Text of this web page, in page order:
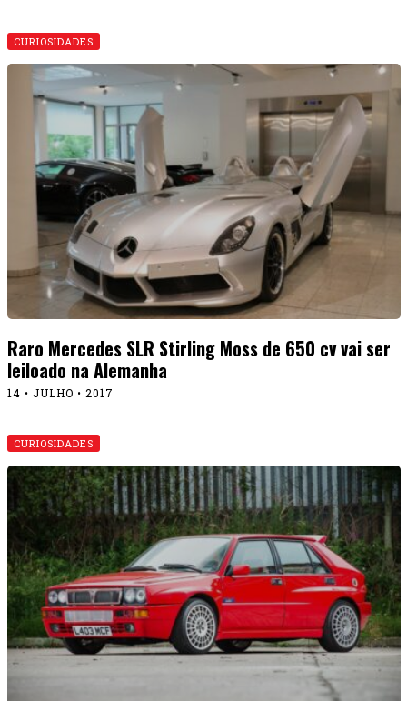
CURIOSIDADES
Raro Mercedes SLR Stirling Moss de 650 cv vai ser
leiloado na Alemanha
14 • JULHO • 2017
CURIOSIDADES